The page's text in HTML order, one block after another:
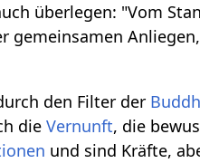
überlegen: "Vom
gemeinsamen
den Filter der
dieVernunft, die
und sind Kräfte,